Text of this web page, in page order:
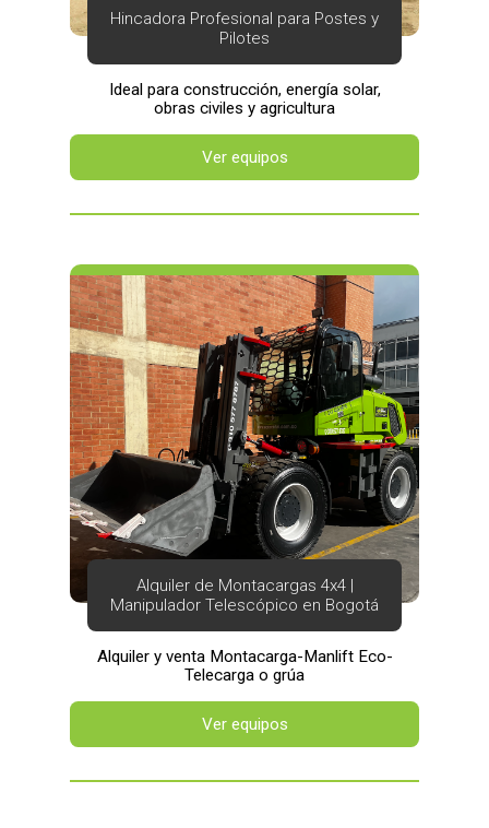
Hincadora Profesional para Postes y
Pilotes
Ideal para construcción, energía solar,
obras civiles y agricultura
Ver equipos
Alquiler de Montacargas 4x4 |
Manipulador Telescópico en Bogotá
Alquiler y venta Montacarga-Manlift Eco-
Telecarga o grúa
Ver equipos